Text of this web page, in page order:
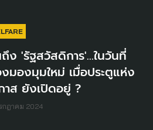
ง 'รัฐสวัสดิการ'...ในวันที่
มองมุมใหม่ เมื่อประตูแห่ง
าส ยังเปิดอยู่ ?
กฎาคม 2024